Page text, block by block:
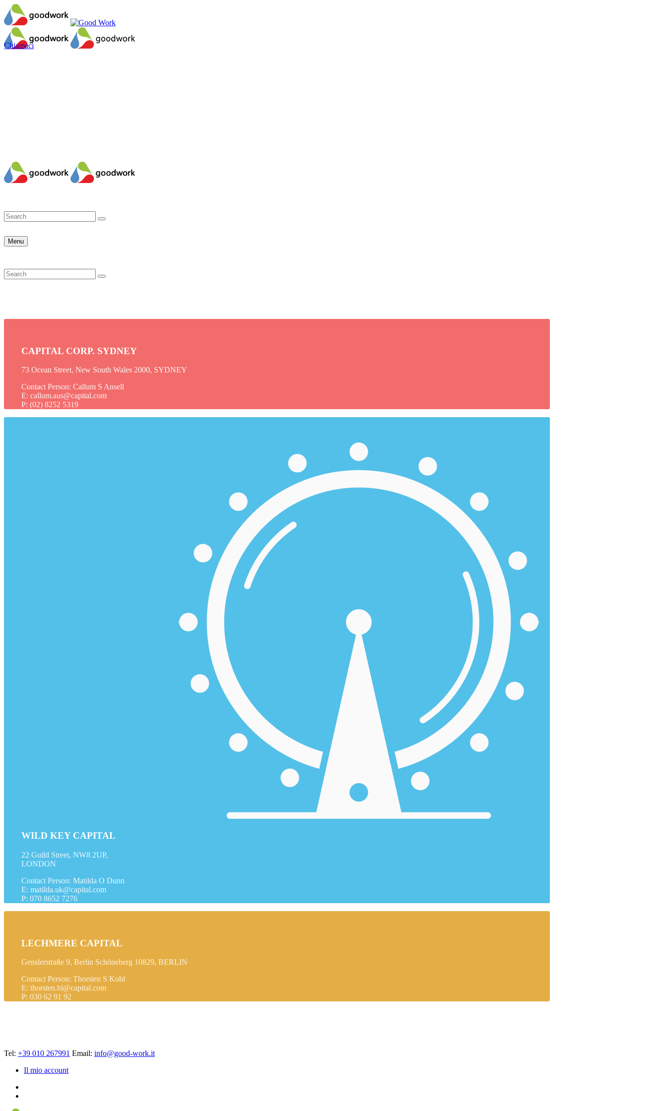
Chiamaci
Menu
CAPITAL CORP. SYDNEY
73 Ocean Street, New South Wales 2000, SYDNEY
Contact Person: Callum S Ansell
E: callum.aus@capital.com
P: (02) 8252 5319
WILD KEY CAPITAL
22 Guild Street, NW8 2UP,
LONDON
Contact Person: Matilda O Dunn
E: matilda.uk@capital.com
P: 070 8652 7276
LECHMERE CAPITAL
Genslerstraße 9, Berlin Schöneberg 10829, BERLIN
Contact Person: Thorsten S Kohl
E: thorsten.bl@capital.com
P: 030 62 91 92
Tel: +39 010 267991 Email: info@good-work.it
Il mio account